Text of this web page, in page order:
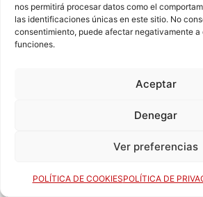
nos permitirá procesar datos como el
las identificaciones únicas en este sitio. No
consentimiento, puede afectar negativamente
funciones.
Aceptar
Denegar
Ver preferencias
POLÍTICA DE COOKIESPOLÍTICA DE
TEMPORADA 2003-04
TEMPORADA 2003-04